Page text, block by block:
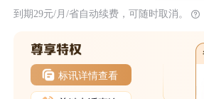
到期29元/月/省自动续费，可随时取消。
标讯详情查看